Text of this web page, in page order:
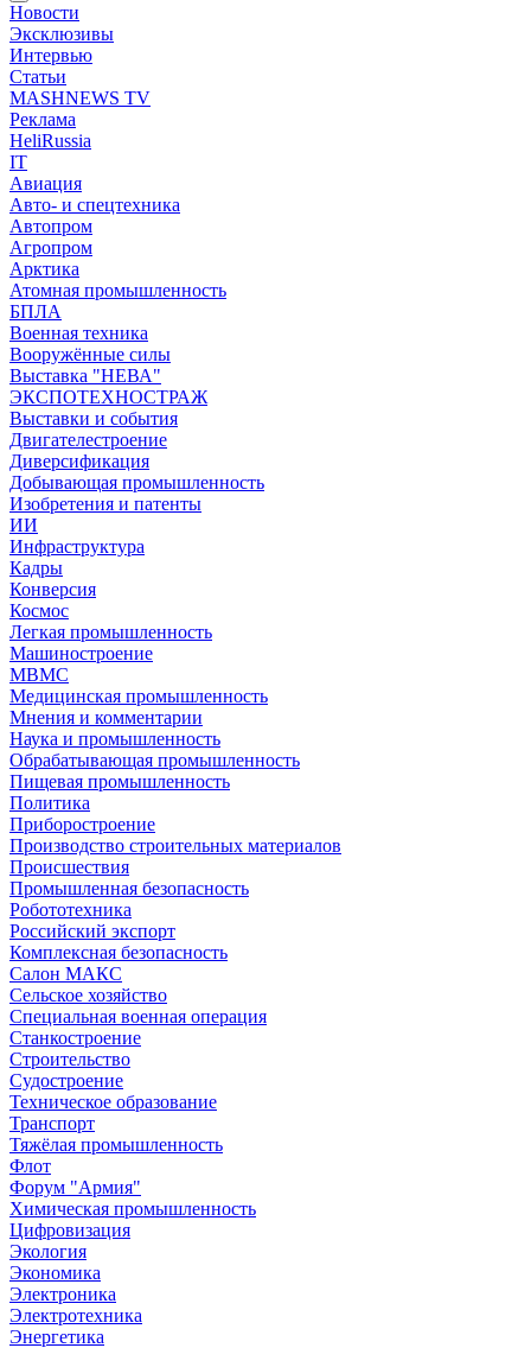
Новости
Эксклюзивы
Интервью
Статьи
MASHNEWS TV
Реклама
HeliRussia
IT
Авиация
Авто- и спецтехника
Автопром
Агропром
Арктика
Атомная промышленность
БПЛА
Военная техника
Вооружённые силы
Выставка "НЕВА"
ЭКСПОТЕХНОСТРАЖ
Выставки и события
Двигателестроение
Диверсификация
Добывающая промышленность
Изобретения и патенты
ИИ
Инфраструктура
Кадры
Конверсия
Космос
Легкая промышленность
Машиностроение
МВМС
Медицинская промышленность
Мнения и комментарии
Наука и промышленность
Обрабатывающая промышленность
Пищевая промышленность
Политика
Приборостроение
Производство строительных материалов
Происшествия
Промышленная безопасность
Робототехника
Российский экспорт
Комплексная безопасность
Салон МАКС
Сельское хозяйство
Специальная военная операция
Станкостроение
Строительство
Судостроение
Техническое образование
Транспорт
Тяжёлая промышленность
Флот
Форум "Армия"
Химическая промышленность
Цифровизация
Экология
Экономика
Электроника
Электротехника
Энергетика